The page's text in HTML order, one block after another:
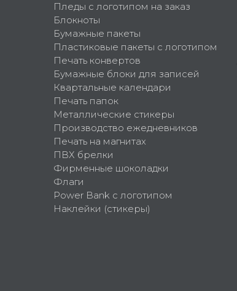
Пледы с логотипом на заказ
Блокноты
Бумажные пакеты
Пластиковые пакеты с логотипом
Печать конвертов
Бумажные блоки для записей
Квартальные календари
Печать папок
Металлические стикеры
Производство ежедневников
Печать на магнитах
ПВХ брелки
Фирменные шоколадки
Флаги
Power Bank с логотипом
Наклейки (стикеры)